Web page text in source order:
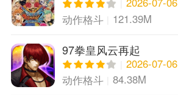
动作格斗
121.39M
97拳皇风云再起
2026-07-06
动作格斗
84.38M